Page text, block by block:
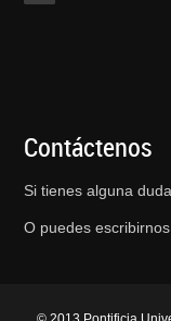
Contáctenos
Si tienes alguna
O puedes